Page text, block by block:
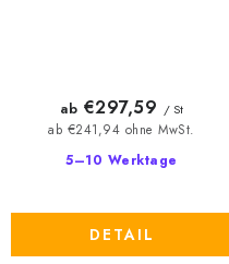
5–10 Werktage
ab €241,94 ohne MwSt.
ab €297,59 / St
DETAIL